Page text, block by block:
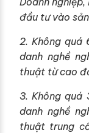
đầu tư vào
2. Không quá
danh nghề
thuật từ cao
3. Không quá
danh nghề
thuật trung